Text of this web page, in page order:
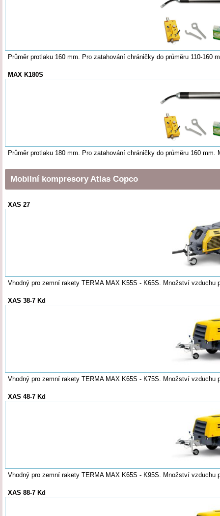
Průměr protlaku 160 mm. Pro zatahování chráničky do průměru 110-160
MAX K180S
Průměr protlaku 180 mm. Pro zatahování chráničky do průměru 160 mm.
Mobilní kompresory Atlas Copco
XAS 27
Vhodný pro zemní rakety TERMA MAX K55S - K65S. Množství vzduchu
XAS 38-7 Kd
Vhodný pro zemní rakety TERMA MAX K65S - K75S. Množství vzduchu
XAS 48-7 Kd
Vhodný pro zemní rakety TERMA MAX K65S - K95S. Množství vzduchu
XAS 88-7 Kd